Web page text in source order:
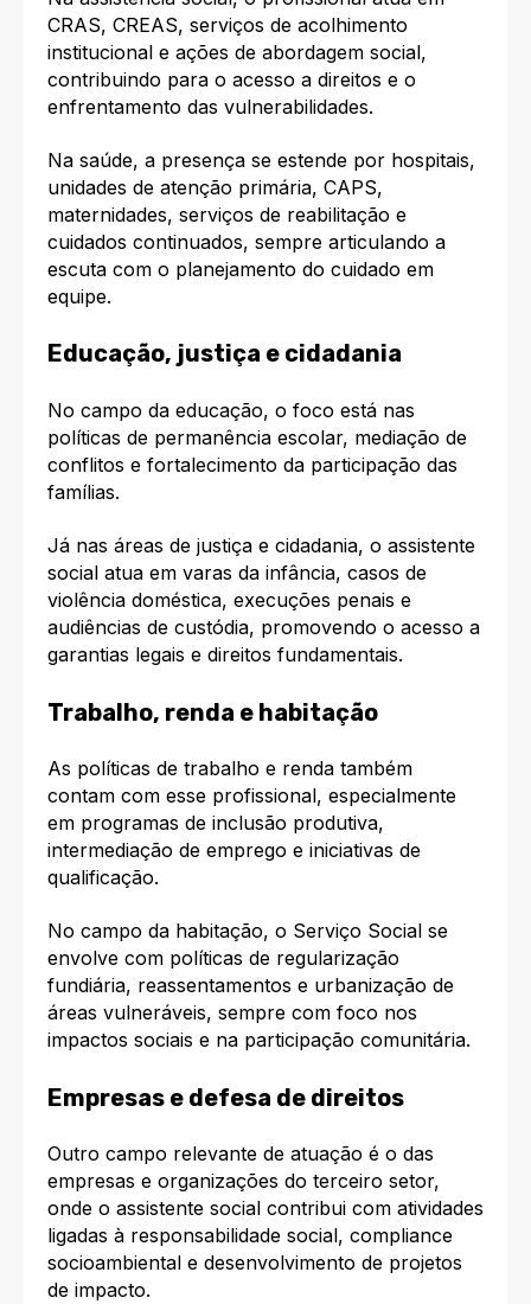
CRAS, CREAS, serviços de acolhimento
institucional e ações de abordagem social,
contribuindo para o acesso a direitos e o
enfrentamento das vulnerabilidades.
Na saúde, a presença se estende por hospitais,
unidades de atenção primária, CAPS,
maternidades, serviços de reabilitação e
cuidados continuados, sempre articulando a
escuta com o planejamento do cuidado em
equipe.
Educação, justiça e cidadania
No campo da educação, o foco está nas
políticas de permanência escolar, mediação de
conflitos e fortalecimento da participação das
famílias.
Já nas áreas de justiça e cidadania, o assistente
social atua em varas da infância, casos de
violência doméstica, execuções penais e
audiências de custódia, promovendo o acesso a
garantias legais e direitos fundamentais.
Trabalho, renda e habitação
As políticas de trabalho e renda também
contam com esse profissional, especialmente
em programas de inclusão produtiva,
intermediação de emprego e iniciativas de
qualificação.
No campo da habitação, o Serviço Social se
envolve com políticas de regularização
fundiária, reassentamentos e urbanização de
áreas vulneráveis, sempre com foco nos
impactos sociais e na participação comunitária.
Empresas e defesa de direitos
Outro campo relevante de atuação é o das
empresas e organizações do terceiro setor,
onde o assistente social contribui com atividades
ligadas à responsabilidade social, compliance
socioambiental e desenvolvimento de projetos
de impacto.